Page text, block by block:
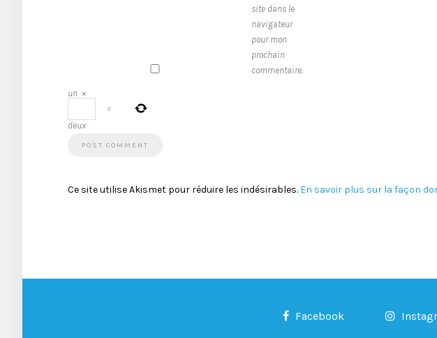
site dans le
navigateur
pour mon
prochain
commentaire.
un ×
=
deux
Ce site utilise Akismet pour réduire les indésirables. En savoir plus sur la façon
Facebook